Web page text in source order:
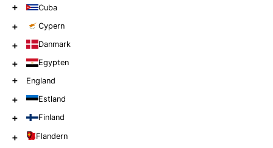
+ Cuba
+ Cypern
+ Danmark
+ Egypten
+ England
+ Estland
+ Finland
+ Flandern